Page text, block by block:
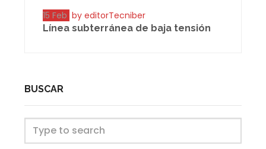
15 Feb by editorTecniber
Línea subterránea de baja tensión
BUSCAR